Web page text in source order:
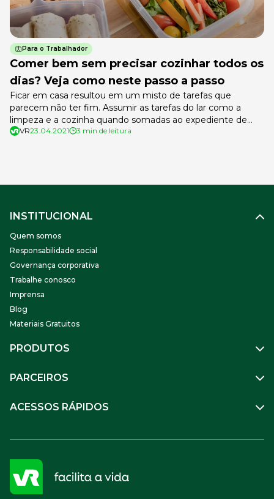
Para o Trabalhador
Comer bem sem precisar cozinhar todos os
dias? Veja como neste passo a passo
Ficar em casa resultou em um misto de tarefas que
parecem não ter fim. Assumir as tarefas do lar como a
limpeza e a cozinha quando somadas ao expediente de
trabalho, muitas vezes, pode sobrecarregar quem
VR23.04.2021 3 min de leitura
INSTITUCIONAL
Quem somos
Responsabilidade social
Governança corporativa
Trabalhe conosco
Imprensa
Blog
Materiais Gratuitos
PRODUTOS
Benefícios
Soluções Financeiras
Compre Online
PARCEIROS
Parceiro VR
APP VR Estabelecimentos
ACESSOS RÁPIDOS
Sou empresa
FAQ
Termos de Uso